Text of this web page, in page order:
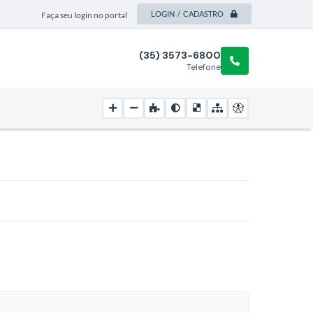
Faça seu login no portal LOGIN / CADASTRO
Telefone
(35) 3573-6800